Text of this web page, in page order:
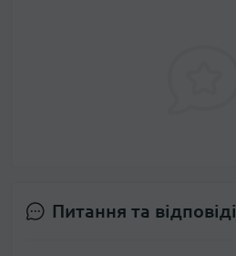
Питання та відповіді